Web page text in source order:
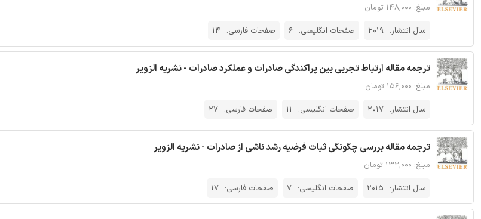
مبلغ: ۱۴۸,۰۰۰ تومان
سال انتشار: 2019 صفحات انگلیسی: 6 صفحات فارسی: 14
ترجمه مقاله ارتباط تجربی بین پراکندگی صادرات و عملکرد صادرات - نشریه الزویر
مبلغ: ۱۵۶,۰۰۰ تومان
سال انتشار: 2017 صفحات انگلیسی: 11 صفحات فارسی: 27
ترجمه مقاله بررسی چگونگی ثبات فرضیه رشد ناشی از صادرات - نشریه الزویر
مبلغ: ۱۳۲,۰۰۰ تومان
سال انتشار: 2015 صفحات انگلیسی: 7 صفحات فارسی: 17